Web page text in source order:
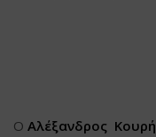
Ο Αλέξανδρος